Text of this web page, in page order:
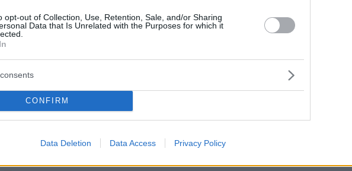
opt-out of Collection, Use, Retention, Sale, and/or Sharing
Data that Is Unrelated with the Purposes for which it
CONFIRM
Data Deletion Data Access Privacy Policy
Περιμένουμε ως την 1η
να μάθουμε αν ο Πούτιν
να κάτσει στο τραπέζι
για τις εγγυήσεις ασφαλείας της Ουκρανίας πρέπει
επειγόντως σε επίπεδο ηγετών», τόνισε ο Ουκρανός
γύρω από το Ποκρόβσκ
6